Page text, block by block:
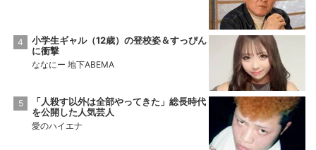
小学生ギャル（12歳）の登校姿＆すっぴん
に衝撃
ななにー 地下ABEMA
「人殺す以外は全部やってきた」総長時代
を公開した人気芸人
愛のハイエナ